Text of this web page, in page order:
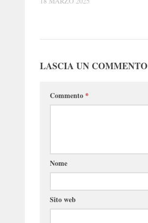
LASCIA UN COMMENTO
Commento *
Nome
Sito web